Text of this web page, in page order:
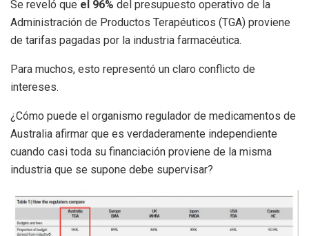
Se reveló que el 96% del presupuesto operativo de la
Administración de Productos Terapéuticos (TGA) proviene
de tarifas pagadas por la industria farmacéutica.
Para muchos, esto representó un claro conflicto de
intereses.
¿Cómo puede el organismo regulador de medicamentos de
Australia afirmar que es verdaderamente independiente
cuando casi toda su financiación proviene de la misma
industria que se supone debe supervisar?